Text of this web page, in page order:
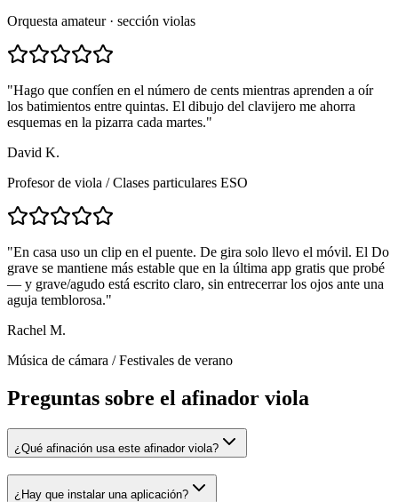
Orquesta amateur · sección violas
"Hago que confíen en el número de cents mientras aprenden a oír
los batimientos entre quintas. El dibujo del clavijero me ahorra
esquemas en la pizarra cada martes."
David K.
Profesor de viola /Clases particulares ESO
"En casa uso un clip en el puente. De gira solo llevo el móvil. El Do
grave se mantiene más estable que en la última app gratis que probé
— y grave/agudo está escrito claro, sin entrecerrar los ojos ante una
aguja temblorosa."
Rachel M.
Música de cámara /Festivales de verano
Preguntas sobre el afinador viola
¿Qué afinación usa este afinador viola?
¿Hay que instalar una aplicación?